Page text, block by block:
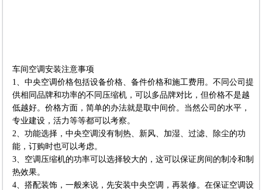
车间空调安装注意事项
1、中央空调价格包括设备价格、备件价格和施工费用。不同公司提
供相同品牌和功率的不同压缩机，可以多品牌对比，但价格不是越
低越好。价格方面，简单的办法就是取中间价。当然公司的水平，
专业建设，活力等等都可以考察。
2、功能选择，中央空调没有制热、新风、加湿、过滤、除尘的功
能，订购时也可以考虑。
3、空调压缩机的功率可以选择较大的，这可以保证房间的制冷和制
热效果。
4、搭配装饰，一般来说，先安装中央空调，再装修。在保证空调设